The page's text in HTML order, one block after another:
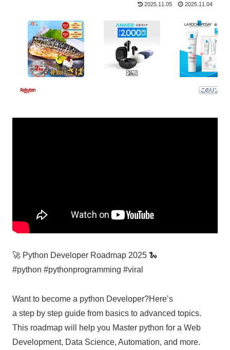
2025.11.05 2025.11.04
🚀 Python Developer Roadmap 2025 🐍
#python #pythonprogramming #viral
Want to become a python Developer?Here’s
a step by step guide from basics to advanced topics.
This roadmap will help you Master python for a Web
Development, Data Science, Automation, and more.